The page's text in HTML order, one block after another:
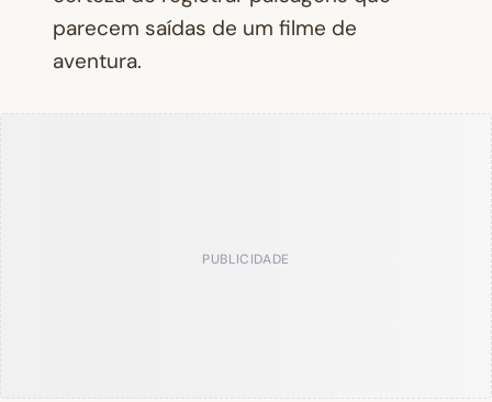
parecem saídas de um filme de
aventura.
PUBLICIDADE